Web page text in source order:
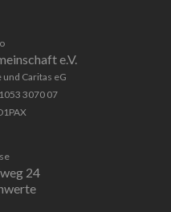
e.V.
Caritas eG
3070 07
24